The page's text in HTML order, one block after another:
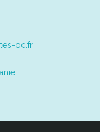
oc.fr